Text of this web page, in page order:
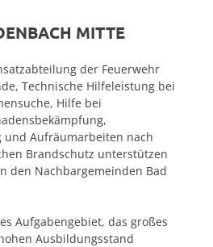
MITTE
der Feuerwehr
Technische Hilfeleistung bei
Hilfe bei
und Aufräumarbeiten nach
Brandschutz unterstützen
den Nachbargemeinden Bad
Aufgabengebiet, das großes
Ausbildungsstand